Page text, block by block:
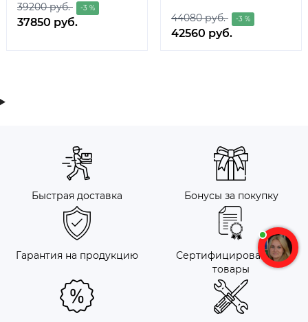
39200 руб. -3 %
37850 руб. 44080 руб. -3 %
42560 руб.
Быстрая доставка Бонусы за покупку
Гарантия на продукцию
Сертифицированные
товары